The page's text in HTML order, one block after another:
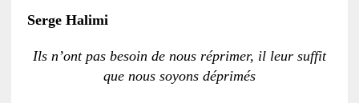
Serge Halimi
Ils n’ont pas besoin de nous réprimer, il leur suffit
que nous soyons déprimés